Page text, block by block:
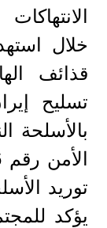
خلال
قذائف
تسليح
بالأسلحة
توريد
يؤكد